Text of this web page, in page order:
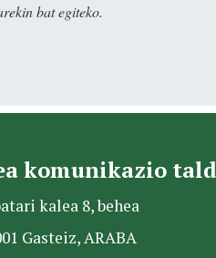
bat egiteko.
komunikazio
kalea 8, behea
Gasteiz, ARABA